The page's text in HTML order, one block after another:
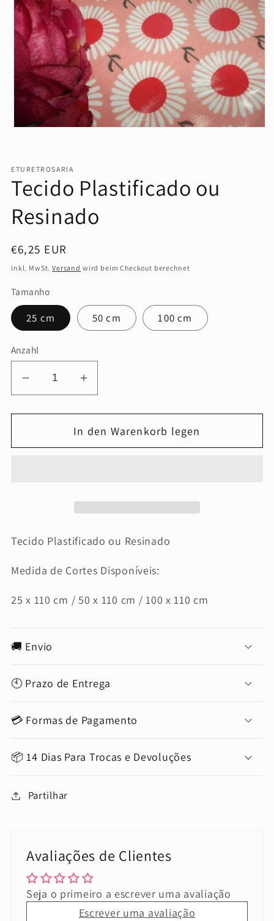
öffnen
ETURETROSARIA
Tecido Plastificado ou
Resinado
Normaler
Preis
€6,25 EUR
inkl. MwSt.Versand wird beim Checkout berechnet
Tamanho
25 cm 50 cm 100 cm
Anzahl
Verringere
Menge
Tecido
Erhöhe
Menge
für
Tecido
In den Warenkorb legen
Tecido Plastificado ou Resinado
Medida de Cortes Disponíveis:
25 x 110 cm / 50 x 110 cm / 100 x 110 cm
🚚 Envio
🕙 Prazo de Entrega
💳 Formas de Pagamento
📦 14 Dias Para Trocas e Devoluções
Partilhar
Avaliações de Clientes
Seja o primeiro a escrever uma avaliação
Escrever uma avaliação